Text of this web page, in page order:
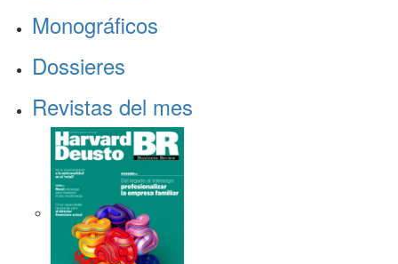
Monográficos
Dossieres
Revistas del mes